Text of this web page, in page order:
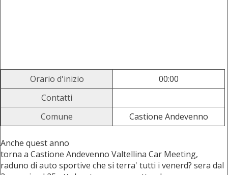
Orario d'inizio
00:00
Contatti
Comune
Castione Andevenno
Anche quest anno
torna a Castione Andevenno Valtellina Car Meeting,
raduno di auto sportive che si terra' tutti i venerd? sera dal